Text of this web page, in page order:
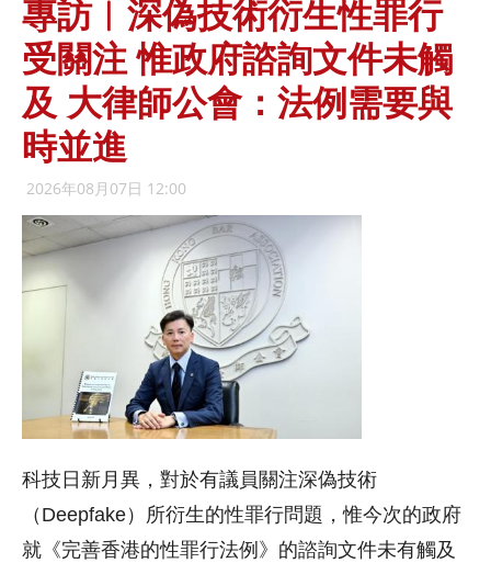
專訪︱深偽技術衍生性罪行
受關注 惟政府諮詢文件未觸
及 大律師公會：法例需要與
時並進
2026年08月07日 12:00
科技日新月異，對於有議員關注深偽技術
（Deepfake）所衍生的性罪行問題，惟今次的政府
就《完善香港的性罪行法例》的諮詢文件未有觸及